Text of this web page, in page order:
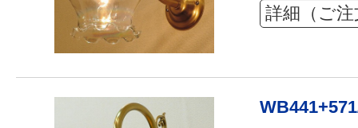
詳細（ご